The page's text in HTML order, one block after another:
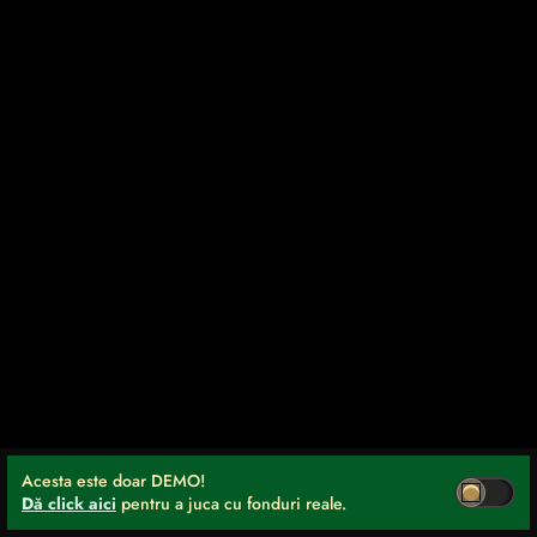
Acesta este doar DEMO!
Dă click aici pentru a juca cu fonduri reale.